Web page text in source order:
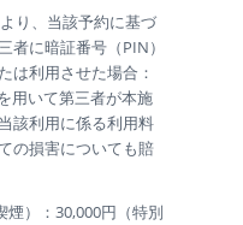
り、当該予約に基づ
者に暗証番号（PIN）
は利用させた場合：
用いて第三者が本施
該利用に係る利用料
の損害についても賠
）：30,000円（特別